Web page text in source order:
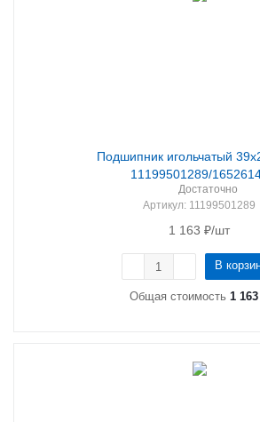
Подшипник игольчатый
11199501289/
Достаточно
Артикул: 11199501289
1 163 ₽/шт
В
Общая стоимость 1